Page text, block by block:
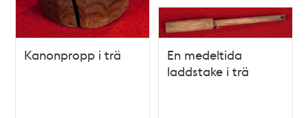
Kanonpropp i trä
En medeltida
laddstake i trä